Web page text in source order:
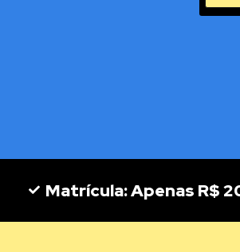
Matrícula: Apenas R$